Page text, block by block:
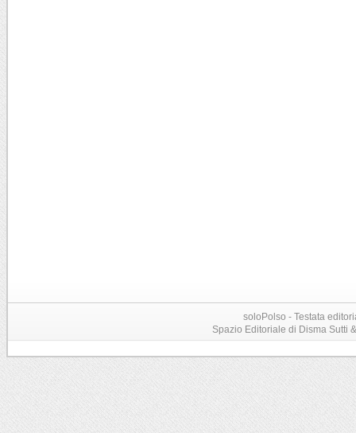
soloPolso - Testata
Spazio Editoriale di Disma Sutti